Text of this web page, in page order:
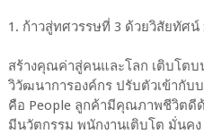
1. ก้าวสู่ทศวรรษที่ 3 ด้วยวิสัยทัศน์
สร้างคุณค่าสู่คนและโลก เติบโต
วิวัฒนาการองค์กร ปรับตัวเข้ากั
คือ People ลูกค้ามีคุณภาพชีวิตดี
มีนวัตกรรม พนักงานเติบโต มั่นค